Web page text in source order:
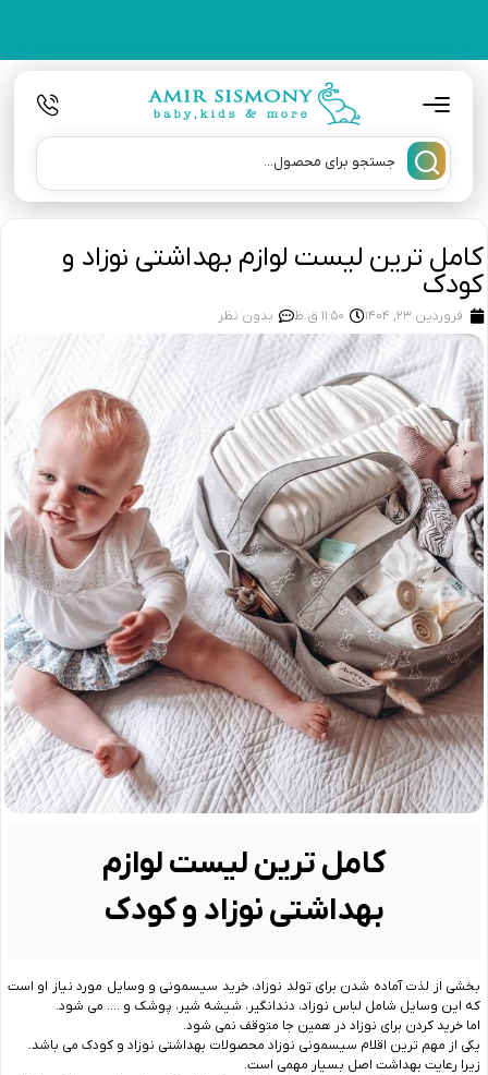
کامل ترین لیست لوازم بهداشتی نوزاد و
کودک
فروردین 23, 1404 11:50 ق.ظ بدون نظر
کامل ترین لیست لوازم
بهداشتی نوزاد و کودک
بخشی از لذت آماده شدن برای تولد نوزاد، خرید سیسمونی و وسایل مورد نیاز او است
که این وسایل شامل لباس نوزاد، دندانگیر، شیشه شیر، پوشک و …. می شود.
اما خرید کردن برای نوزاد در همین جا متوقف نمی شود.
یکی از مهم ترین اقلام سیسمونی نوزاد محصولات بهداشتی نوزاد و کودک می باشد.
زیرا رعایت بهداشت اصل بسیار مهمی است.